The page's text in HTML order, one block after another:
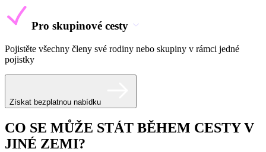
Pro skupinové cesty
Pojistěte všechny členy své rodiny nebo skupiny v rámci jedné
pojistky
Získat bezplatnou nabídku
CO SE MŮŽE STÁT BĚHEM CESTY V
JINÉ ZEMI?